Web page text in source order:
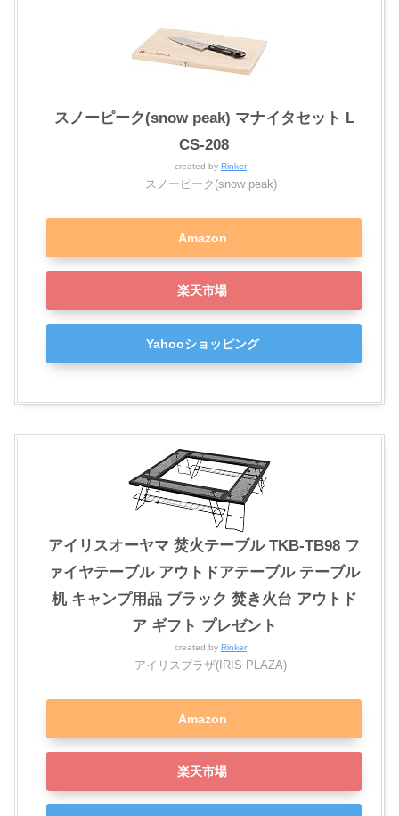
スノーピーク(snow peak) マナイタセット L
CS-208
created by Rinker
スノーピーク(snow peak)
Amazon
楽天市場
Yahooショッピング
アイリスオーヤマ 焚火テーブル TKB-TB98 フ
ァイヤテーブル アウトドアテーブル テーブル
机 キャンプ用品 ブラック 焚き火台 アウトド
ア ギフト プレゼント
created by Rinker
アイリスプラザ(IRIS PLAZA)
Amazon
楽天市場